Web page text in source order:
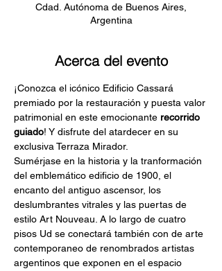
Cdad. Autónoma de Buenos Aires,
Argentina
Acerca del evento
¡Conozca el icónico Edificio Cassará
premiado por la restauración y puesta valor
patrimonial en este emocionante recorrido
guiado! Y disfrute del atardecer en su
exclusiva Terraza Mirador.
Sumérjase en la historia y la tranformación
del emblemático edificio de 1900, el
encanto del antiguo ascensor, los
deslumbrantes vitrales y las puertas de
estilo Art Nouveau. A lo largo de cuatro
pisos Ud se conectará también con de arte
contemporaneo de renombrados artistas
argentinos que exponen en el espacio